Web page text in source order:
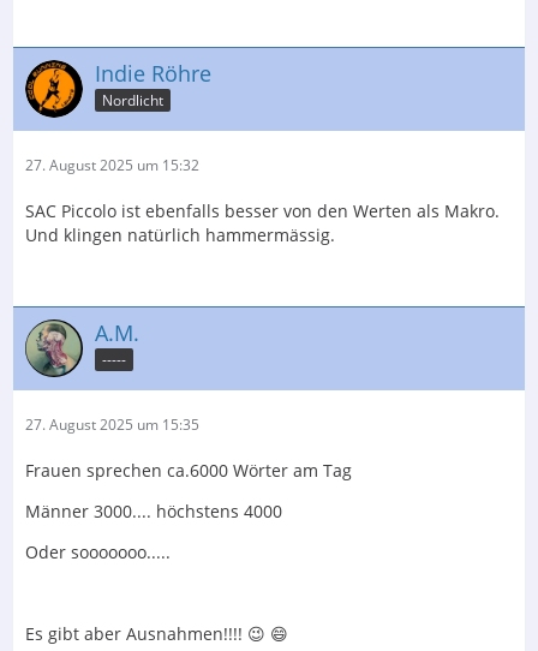
Indie Röhre
Nordlicht
27. August 2025 um 15:32
SAC Piccolo ist ebenfalls besser von den Werten als Makro.
Und klingen natürlich hammermässig.
A.M.
-----
27. August 2025 um 15:35
Frauen sprechen ca.6000 Wörter am Tag
Männer 3000.... höchstens 4000
Oder sooooooo.....
Es gibt aber Ausnahmen!!!! 😉 😄